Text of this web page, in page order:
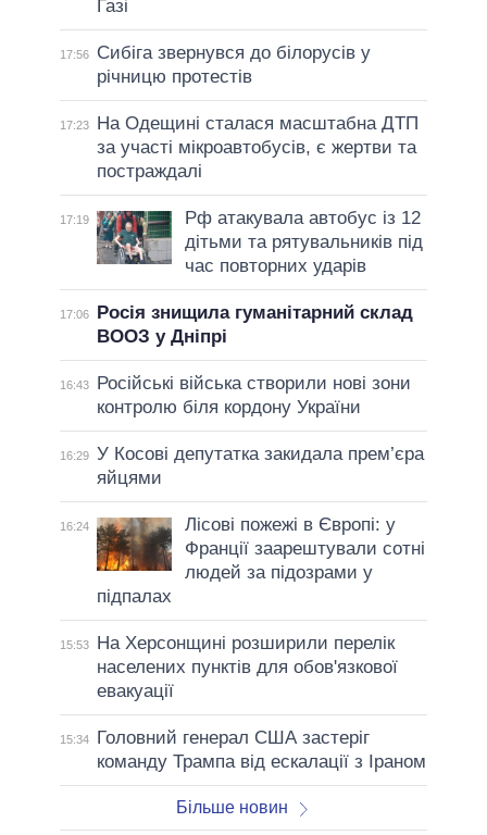
Газі
17:56
Сибіга звернувся до білорусів у
річницю протестів
17:23
На Одещині сталася масштабна ДТП
за участі мікроавтобусів, є жертви та
постраждалі
17:19
Рф атакувала автобус із 12
дітьми та рятувальників під
час повторних ударів
17:06
Росія знищила гуманітарний склад
ВООЗ у Дніпрі
16:43
Російські війська створили нові зони
контролю біля кордону України
16:29 У Косові депутатка закидала прем’єра
яйцями
16:24
Лісові пожежі в Європі: у
Франції заарештували сотні
людей за підозрами у
підпалах
15:53
На Херсонщині розширили перелік
населених пунктів для обов'язкової
евакуації
15:34
Головний генерал США застеріг
команду Трампа від ескалації з Іраном
Більше новин